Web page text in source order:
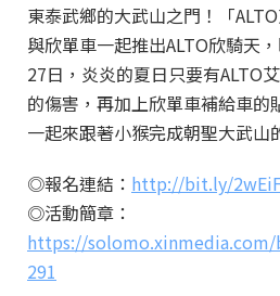
東泰武鄉的大武山之門！「
與欣單車一起推出ALTO欣騎天
27日，炎炎的夏日只要有ALTO
的傷害，再加上欣單車補給車的
一起來跟著小猴完成朝聖大武山
◎報名連結： http://bit.ly/
◎活動簡章：
https://
291